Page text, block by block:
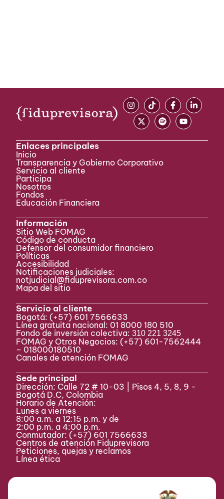
Enlaces principales
Inicio
Transparencia y Gobierno Corporativo
Servicio al cliente
Participa ​
Nosotros
Fondos
Educación Financiera
Información
Sitio Web FOMAG
Código de conducta
Defensor del consumidor financiero
Políticas
Accesibilidad
Notificaciones judiciales:
notjudicial@fiduprevisora.com.co
Mapa del sitio
Servicio al cliente
Bogotá: (+57) 601 7566633
Línea gratuita nacional: 01 8000 180 510
Fondo de inversión colectiva:310 221 3245
FOMAG y Otros Negocios: (+57) 601-7562444
– 018000180510
Canales de atención FOMAG
Sede principal
Dirección: Calle 72 # 10-03 | Pisos 4, 5, 8, 9 -
Bogotá D.C, Colombia
Horario de Atención:
Lunes a viernes
8:00 a.m. a 12:15 p.m. y de
2:00 p.m. a 4:00 p.m.
Conmutador: (+57) 601 7566633
Centros de atención Fiduprevisora
Peticiones, quejas y reclamos
Línea ética